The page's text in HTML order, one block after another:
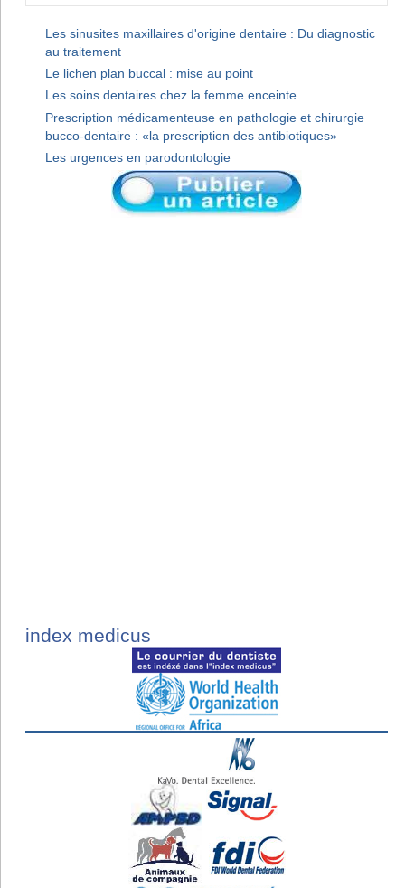
Les sinusites maxillaires d'origine dentaire : Du diagnostic
au traitement
Le lichen plan buccal : mise au point
Les soins dentaires chez la femme enceinte
Prescription médicamenteuse en pathologie et chirurgie
bucco-dentaire : «la prescription des antibiotiques»
Les urgences en parodontologie
index medicus